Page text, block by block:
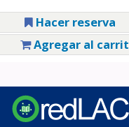
Hacer reserva
Agregar al